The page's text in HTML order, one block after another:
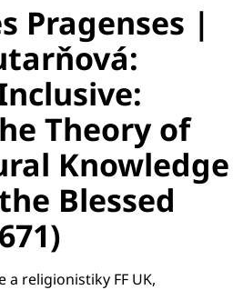
Pragenses |
Theory of
Knowledge
Blessed
a religionistiky FF UK,